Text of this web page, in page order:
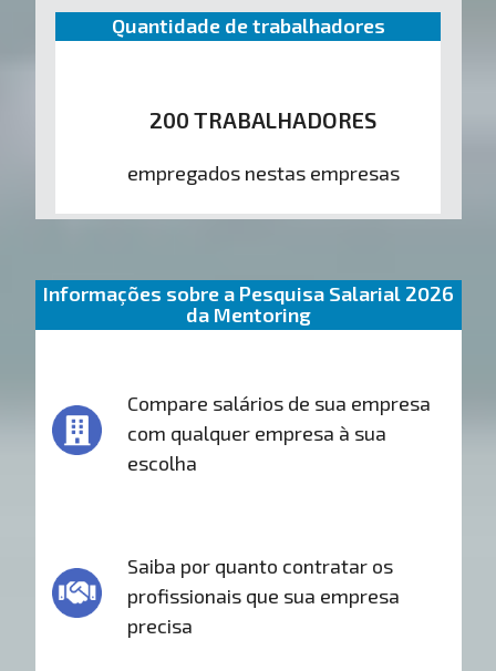
Quantidade de trabalhadores
200 TRABALHADORES
empregados nestas empresas
Informações sobre a Pesquisa Salarial 2026
da Mentoring
Compare salários de sua empresa
com qualquer empresa à sua
escolha
Saiba por quanto contratar os
profissionais que sua empresa
precisa